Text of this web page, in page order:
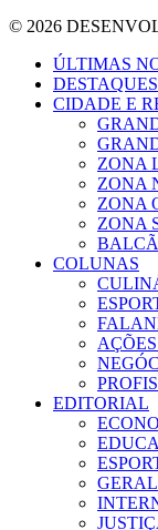
© 2026
ÚLTIMAS
DESTAQUES
CIDADE E
ZONA
ZONA
ZONA
ZONA
COLUNAS
EDITORIAL
GERAL